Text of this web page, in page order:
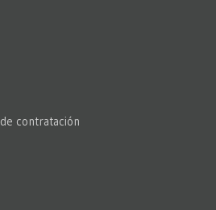
contratación